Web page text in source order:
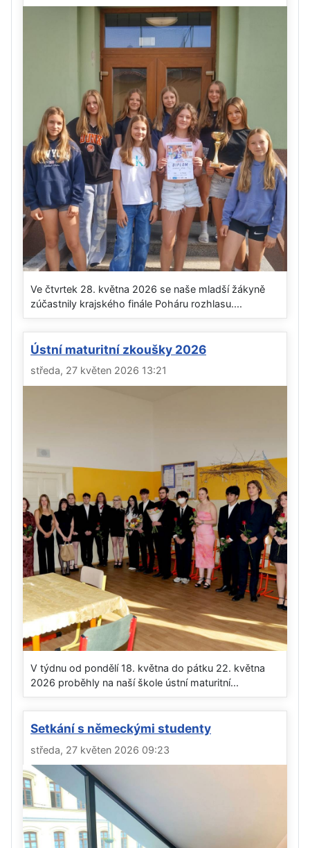
Ve čtvrtek 28. května 2026 se naše mladší žákyně
zúčastnily krajského finále Poháru rozhlasu....
Ústní maturitní zkoušky 2026
středa, 27 květen 2026 13:21
V týdnu od pondělí 18. května do pátku 22. května
2026 proběhly na naší škole ústní maturitní...
Setkání s německými studenty
středa, 27 květen 2026 09:23